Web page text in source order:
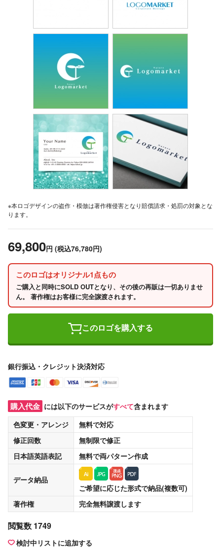
※本ロゴデザインの盗作・模倣は著作権侵害となり賠償請求・処罰の対象とな
ります。
69,800円 (税込76,780円)
このロゴはオリジナル1点もの
ご購入と同時にSOLD OUTとなり、その後の再販は一切ありませ
ん。 著作権はお客様に完全譲渡されます。
このロゴを購入する
銀行振込・クレジット決済対応
購入代金 には以下のサービスがすべて含まれます
色変更・アレンジ
無料で対応
修正回数
無制限で修正
日本語英語表記
無料で両パターン作成
データ納品
ご希望に応じた形式で納品(複数可)
著作権
完全無料譲渡します
閲覧数 1749
検討中リストに追加する